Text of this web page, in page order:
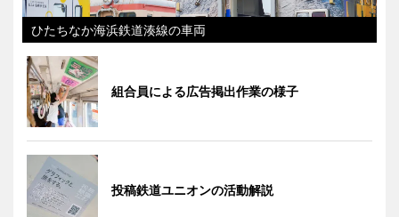
ひたちなか海浜鉄道湊線の車両
組合員による広告掲出作業の様子
投稿鉄道ユニオンの活動解説